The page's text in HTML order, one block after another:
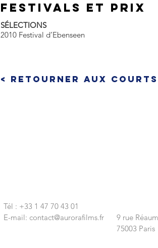
FESTIVALS et prix
SÉLECTIONS
2010 Festival d’Ebenseen
< Retourner aux
Tél : +33 1 47 70 43 01
E-mail: contact@aurorafilms.fr
9 rue
75003 Paris